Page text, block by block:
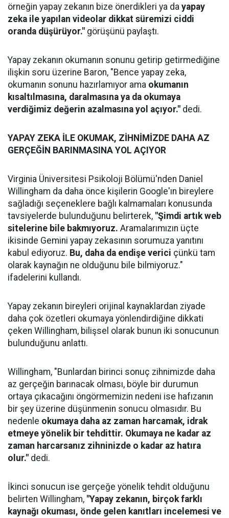
örneğin yapay zekanın bize önerdikleri ya da yapay
zeka ile yapılan videolar dikkat süremizi ciddi
oranda düşürüyor." görüşünü paylaştı.
Yapay zekanın okumanın sonunu getirip getirmediğine
ilişkin soru üzerine Baron, "Bence yapay zeka,
okumanın sonunu hazırlamıyor ama okumanın
kısaltılmasına, daralmasına ya da okumaya
verdiğimiz değerin azalmasına yol açıyor." dedi.
YAPAY ZEKA İLE OKUMAK, ZİHNİMİZDE DAHA AZ
GERÇEĞİN BARINMASINA YOL AÇIYOR
Virginia Üniversitesi Psikoloji Bölümü'nden Daniel
Willingham da daha önce kişilerin Google'ın bireylere
sağladığı seçeneklere bağlı kalmamaları konusunda
tavsiyelerde bulunduğunu belirterek, "Şimdi artık web
sitelerine bile bakmıyoruz. Aramalarımızın üçte
ikisinde Gemini yapay zekasının sorumuza yanıtını
kabul ediyoruz. Bu, daha da endişe verici çünkü tam
olarak kaynağın ne olduğunu bile bilmiyoruz."
ifadelerini kullandı.
Yapay zekanın bireyleri orijinal kaynaklardan ziyade
daha çok özetleri okumaya yönlendirdiğine dikkati
çeken Willingham, bilişsel olarak bunun iki sonucunun
bulunduğunu anlattı.
Willingham, "Bunlardan birinci sonuç zihnimizde daha
az gerçeğin barınacak olması, böyle bir durumun
ortaya çıkacağını öngörmemizin nedeni ise hafızanın
bir şey üzerine düşünmenin sonucu olmasıdır. Bu
nedenle okumaya daha az zaman harcamak, idrak
etmeye yönelik bir tehdittir. Okumaya ne kadar az
zaman harcarsanız zihninizde o kadar az hatıra
olur." dedi.
İkinci sonucun ise gerçeğe yönelik tehdit olduğunu
belirten Willingham, "Yapay zekanın, birçok farklı
kaynağı okuması, önde gelen kanıtları incelemesi ve